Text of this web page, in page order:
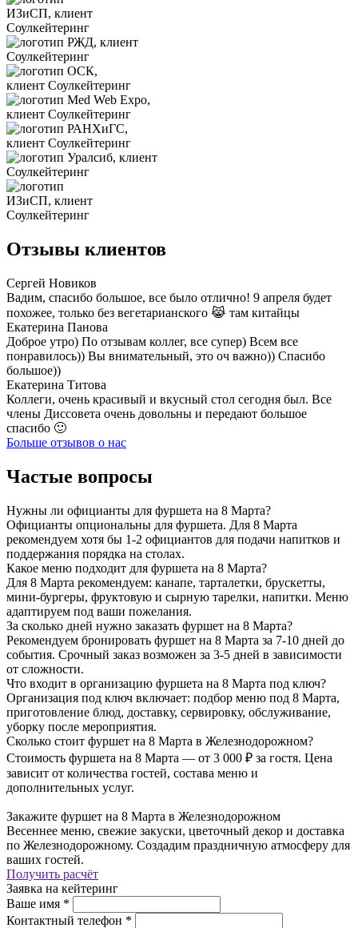
Отзывы клиентов
Сергей Новиков
Вадим, спасибо большое, все было отлично! 9 апреля будет
похожее, только без вегетарианского 😹 там китайцы
Екатерина Панова
Доброе утро) По отзывам коллег, все супер) Всем все
понравилось)) Вы внимательный, это оч важно)) Спасибо
большое))
Екатерина Титова
Коллеги, очень красивый и вкусный стол сегодня был. Все
члены Диссовета очень довольны и передают большое
спасибо 🙂
Больше отзывов о нас
Частые вопросы
Нужны ли официанты для фуршета на 8 Марта?
Официанты опциональны для фуршета. Для 8 Марта
рекомендуем хотя бы 1-2 официантов для подачи напитков и
поддержания порядка на столах.
Какое меню подходит для фуршета на 8 Марта?
Для 8 Марта рекомендуем: канапе, тарталетки, брускетты,
мини-бургеры, фруктовую и сырную тарелки, напитки. Меню
адаптируем под ваши пожелания.
За сколько дней нужно заказать фуршет на 8 Марта?
Рекомендуем бронировать фуршет на 8 Марта за 7-10 дней до
события. Срочный заказ возможен за 3-5 дней в зависимости
от сложности.
Что входит в организацию фуршета на 8 Марта под ключ?
Организация под ключ включает: подбор меню под 8 Марта,
приготовление блюд, доставку, сервировку, обслуживание,
уборку после мероприятия.
Сколько стоит фуршет на 8 Марта в Железнодорожном?
Стоимость фуршета на 8 Марта — от 3 000 ₽ за гостя. Цена
зависит от количества гостей, состава меню и
дополнительных услуг.
Закажите фуршет на 8 Марта в Железнодорожном
Весеннее меню, свежие закуски, цветочный декор и доставка
по Железнодорожному. Создадим праздничную атмосферу для
ваших гостей.
Получить расчёт
Заявка на кейтеринг
Ваше имя *
Контактный телефон *